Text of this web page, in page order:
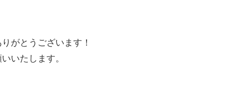
がとうございます！
いたします。